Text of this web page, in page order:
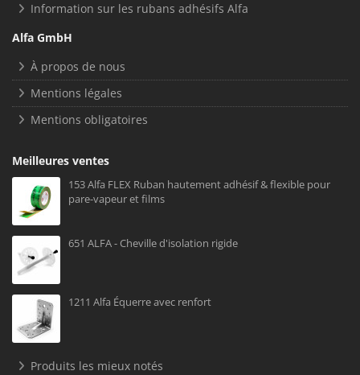
Information sur les rubans adhésifs Alfa
Alfa GmbH
À propos de nous
Mentions légales
Mentions obligatoires
Meilleures ventes
153 Alfa FLEX Ruban hautement adhésif & flexible pour
pare-vapeur et films
651 ALFA - Cheville d'isolation rigide
1211 Alfa Équerre avec renfort
Produits les mieux notés